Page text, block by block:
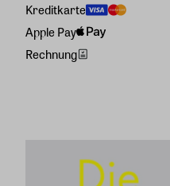
Kreditkarte
Apple Pay
Rechnung